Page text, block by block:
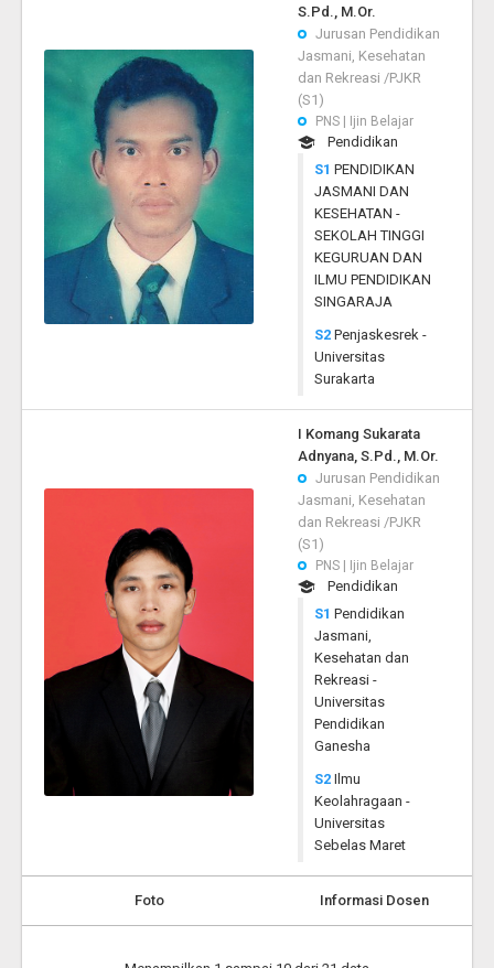
S.Pd., M.Or.
Jurusan Pendidikan
Jasmani, Kesehatan
dan Rekreasi /PJKR
(S1)
PNS | Ijin Belajar
Pendidikan
S1 PENDIDIKAN
JASMANI DAN
KESEHATAN -
SEKOLAH TINGGI
KEGURUAN DAN
ILMU PENDIDIKAN
SINGARAJA
S2 Penjaskesrek -
Universitas
Surakarta
I Komang Sukarata
Adnyana, S.Pd., M.Or.
Jurusan Pendidikan
Jasmani, Kesehatan
dan Rekreasi /PJKR
(S1)
PNS | Ijin Belajar
Pendidikan
S1 Pendidikan
Jasmani,
Kesehatan dan
Rekreasi -
Universitas
Pendidikan
Ganesha
S2 Ilmu
Keolahragaan -
Universitas
Sebelas Maret
Foto Informasi Dosen